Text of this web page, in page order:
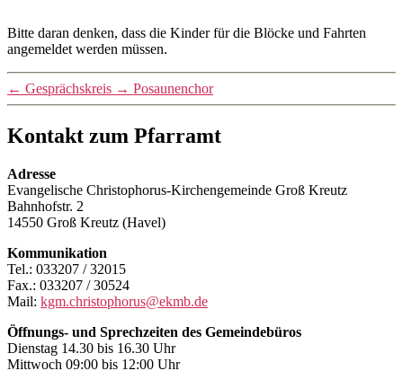
Bitte daran denken, dass die Kinder für die Blöcke und Fahrten
angemeldet werden müssen.
← Gesprächskreis → Posaunenchor
Kontakt zum Pfarramt
Adresse
Evangelische Christophorus-Kirchengemeinde Groß Kreutz
Bahnhofstr. 2
14550 Groß Kreutz (Havel)
Kommunikation
Tel.: 033207 / 32015
Fax.: 033207 / 30524
Mail: kgm.christophorus@ekmb.de
Öffnungs- und Sprechzeiten des Gemeindebüros
Dienstag 14.30 bis 16.30 Uhr
Mittwoch 09:00 bis 12:00 Uhr